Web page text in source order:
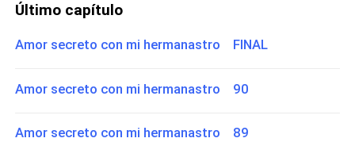
Último capítulo
Amor secreto con mi hermanastro FINAL
Amor secreto con mi hermanastro 90
Amor secreto con mi hermanastro 89